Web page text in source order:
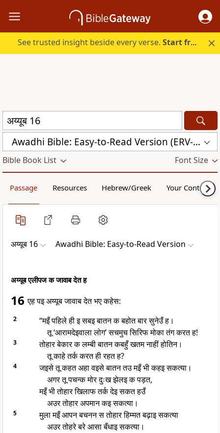
See trusted insight beside every verse.Start free.
Awadhi Bible: Easy-to-Read Version (ERV-AWA)
Bible Book List Font Size
Passage Resources Hebrew/Greek Your Content
अय्यूब 16 Awadhi Bible: Easy-to-Read Version
अय्यूब एलीपज क जावाब देत ह
16एह पइ अय्यूब जावाब देत भए कहेस:
2
“मइँ पहिले ही इ सबइ बातन क बहोत बार सुनेउँ ह।
तू ‘आरामदेइवाला लोग’ सचमुच सिरिफ मोका तंग करत ह!
3
तोहार बेकार क लम्बी बातन कबहुँ खतम नाहीं होतिन।
तू काहे तर्क करत ही रहत ह?
4
जइसे तू कहत अहा वइसे बातन तउ मइँ भी कहइ सकत्या।
अगर तू पचन्क मोर दुःख झेलइ क पड़त,
मइँ भी तोहार खिलाफ तर्क देइ सकत हउँ
अउर तोहार अपमान कइ सकत्या।
5
मुला मइँ आपन बचनन स तोहार हिम्मत बढ़ाइ सकत्या
अउर तोहरे बरे आसा बँधाइ सकत्या।